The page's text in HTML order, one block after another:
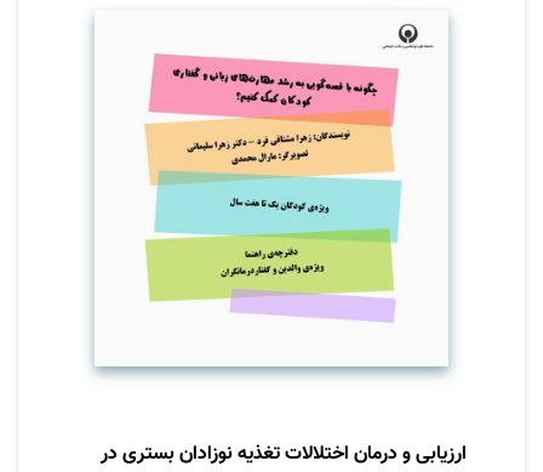
توانایی‌های درکی و بینایی کودکان در سنتین
مختلف متفاوت است، انتخاب داستان متناسب با
مرحله‌ی رشد آنان ضروری است. این مجموعه با
توجه به اهمیت قصه‌گویی و مراحل رشد کودک
تدوین شده است.
ارزیابی و درمان اختلالات تغذیه نوزادان بستری در